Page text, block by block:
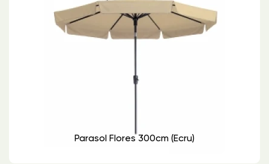
Parasol Flores 300cm (ecru)